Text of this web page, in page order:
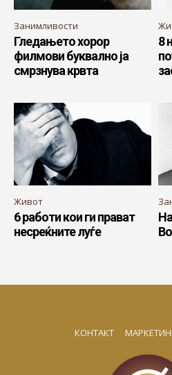
Занимливости
Гледањето хорор
филмови буквално ја
смрзнува крвта
8
Живот
6 работи кои ги прават
несреќните луѓе
КОНТАКТ